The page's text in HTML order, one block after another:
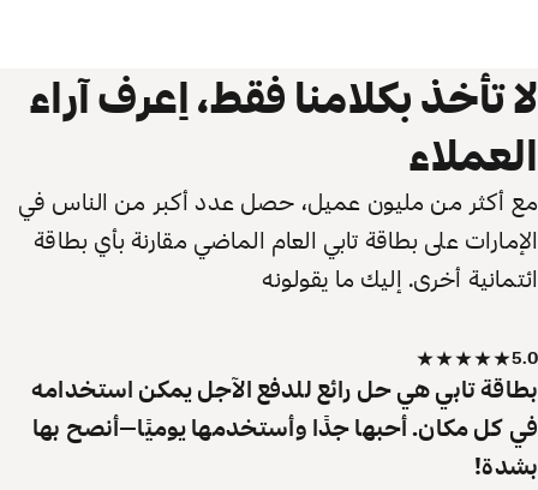
لا تأخذ بكلامنا فقط، اِعرف آراء
العملاء
مع أكثر من مليون عميل، حصل عدد أكبر من الناس في
الإمارات على بطاقة تابي العام الماضي مقارنة بأي بطاقة
ائتمانية أخرى. إليك ما يقولونه
5.0
بطاقة تابي هي حل رائع للدفع الآجل يمكن استخدامه
في كل مكان. أحبها جدًا وأستخدمها يوميًا—أنصح بها
بشدة!